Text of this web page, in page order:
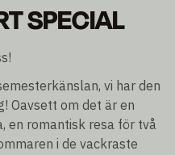
SPECIAL
vi har den
Oavsett om det är en
en romantisk resa för två
i de vackraste